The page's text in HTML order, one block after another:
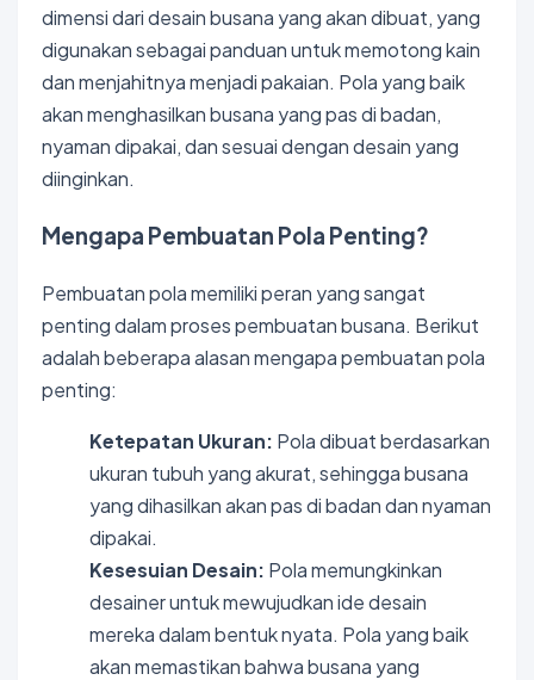
dimensi dari desain busana yang akan dibuat, yang
digunakan sebagai panduan untuk memotong kain
dan menjahitnya menjadi pakaian. Pola yang baik
akan menghasilkan busana yang pas di badan,
nyaman dipakai, dan sesuai dengan desain yang
diinginkan.
Mengapa Pembuatan Pola Penting?
Pembuatan pola memiliki peran yang sangat
penting dalam proses pembuatan busana. Berikut
adalah beberapa alasan mengapa pembuatan pola
penting:
Ketepatan Ukuran: Pola dibuat berdasarkan
ukuran tubuh yang akurat, sehingga busana
yang dihasilkan akan pas di badan dan nyaman
dipakai.
Kesesuian Desain: Pola memungkinkan
desainer untuk mewujudkan ide desain
mereka dalam bentuk nyata. Pola yang baik
akan memastikan bahwa busana yang